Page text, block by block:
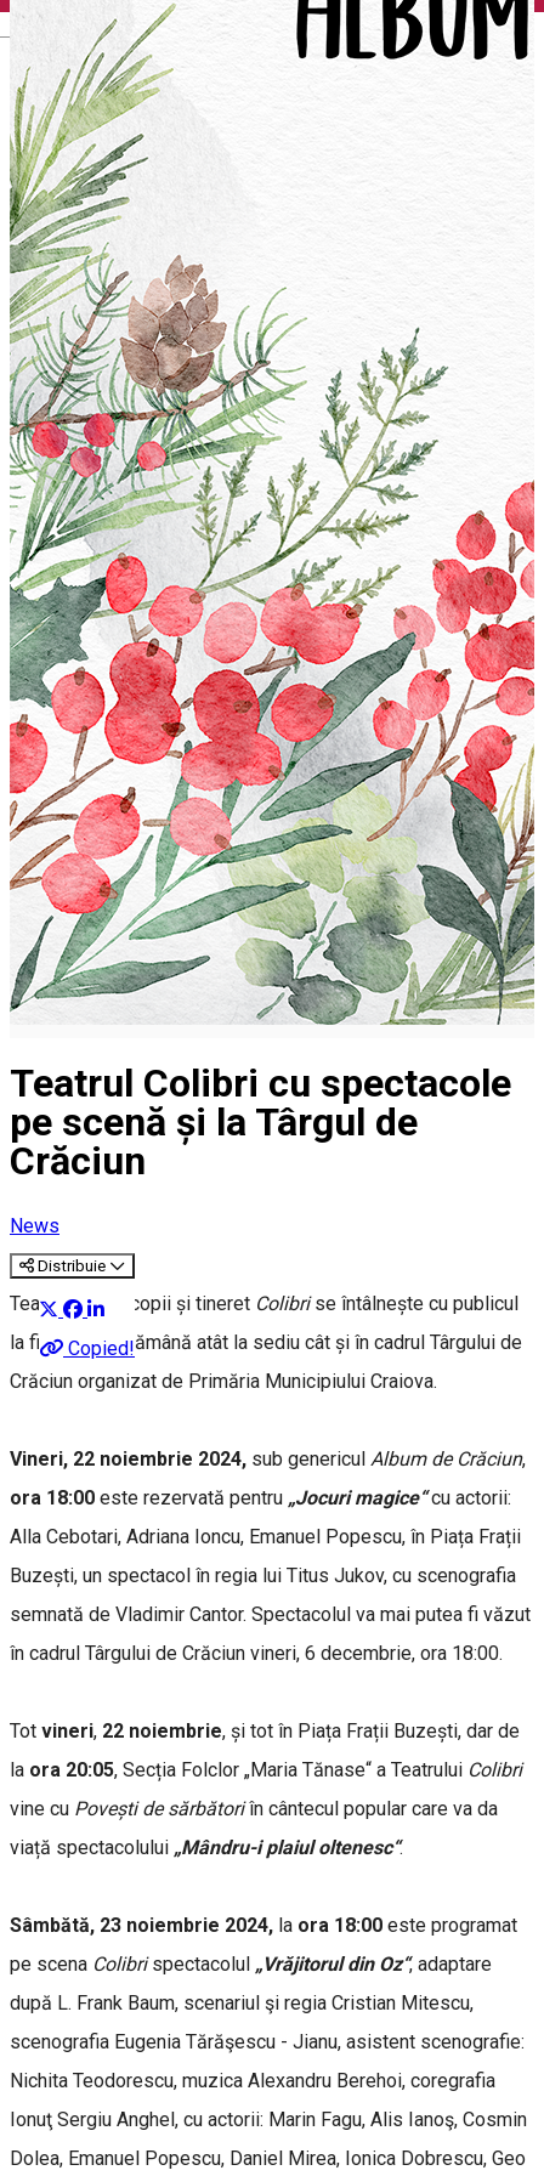
Teatrul Colibri cu spectacole
pe scenă și la Târgul de
Crăciun
News
Distribuie
Copied!
Teatrul pentru copii și tineret Colibrise întâlnește cu publicul
la final de săptămână atât la sediu cât și în cadrul Târgului de
Crăciun organizat de Primăria Municipiului Craiova.
Vineri, 22 noiembrie 2024, sub genericul Album de Crăciun,
ora 18:00 este rezervată pentru „Jocuri magice“cu actorii:
Alla Cebotari, Adriana Ioncu, Emanuel Popescu, în Piața Frații
Buzești, un spectacol în regia lui Titus Jukov, cu scenografia
semnată de Vladimir Cantor. Spectacolul va mai putea fi văzut
în cadrul Târgului de Crăciun vineri, 6 decembrie, ora 18:00.
Tot vineri, 22 noiembrie, și tot în Piața Frații Buzești, dar de
la ora 20:05, Secția Folclor „Maria Tănase“ a Teatrului Colibri
vine cu Povești de sărbătoriîn cântecul popular care va da
viață spectacolului „Mândru-i plaiul oltenesc“.
Sâmbătă, 23 noiembrie 2024, la ora 18:00 este programat
pe scena Colibrispectacolul „Vrăjitorul din Oz“, adaptare
după L. Frank Baum, scenariul şi regia Cristian Mitescu,
scenografia Eugenia Tărăşescu - Jianu, asistent scenografie:
Nichita Teodorescu, muzica Alexandru Berehoi, coregrafia
Ionuţ Sergiu Anghel, cu actorii: Marin Fagu, Alis Ianoş, Cosmin
Dolea, Emanuel Popescu, Daniel Mirea, Ionica Dobrescu, Geo